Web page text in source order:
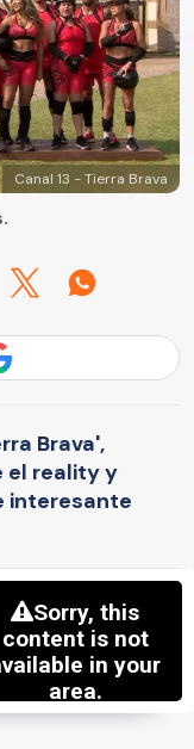
Canal 13 - Tierra Brava
Brava',
el reality y
interesante